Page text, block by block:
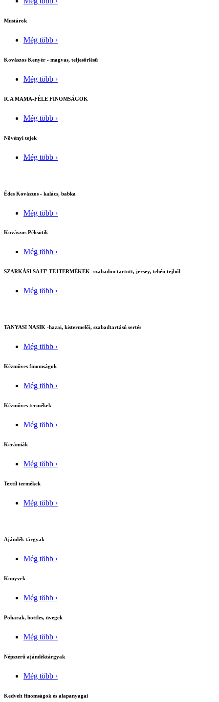
Mustárok
Még több ›
Kovászos Kenyér - magvas, teljesőrlésű
Még több ›
ICA MAMA-FÉLE FINOMSÁGOK
Még több ›
Növényi tejek
Még több ›
Édes Kovászos - kalács, babka
Még több ›
Kovászos Péksütik
Még több ›
SZARKÁSI SAJT' TEJTERMÉKEK- szabadon tartott, jersey, tehén tejből
Még több ›
TANYASI NASIK -hazai, kistermelői, szabadtartású sertés
Még több ›
Kézműves finomságok
Még több ›
Kézműves termékek
Még több ›
Kerámiák
Még több ›
Textíl termékek
Még több ›
Ajándék tárgyak
Még több ›
Könyvek
Még több ›
Poharak, bottles, üvegek
Még több ›
Népszerű ajándéktárgyak
Még több ›
Kedvelt finomságok és alapanyagai